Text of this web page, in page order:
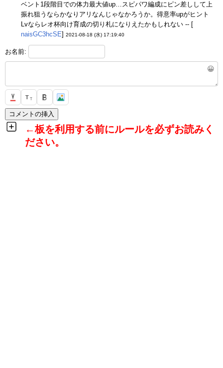
ベント1段階目での体力最大値up…スピパワ編成にピン差しして上
振れ狙うならかなりアリなんじゃなかろうか。得意率upがヒント
Lvならレオ杯向け育成の切り札になりえたかもしれない -- [
naisGC3hcSE] 2021-08-18 (水) 17:19:40
お名前:
😀
T T
←板を利用する前にルールを必ずお読みく
ださい。